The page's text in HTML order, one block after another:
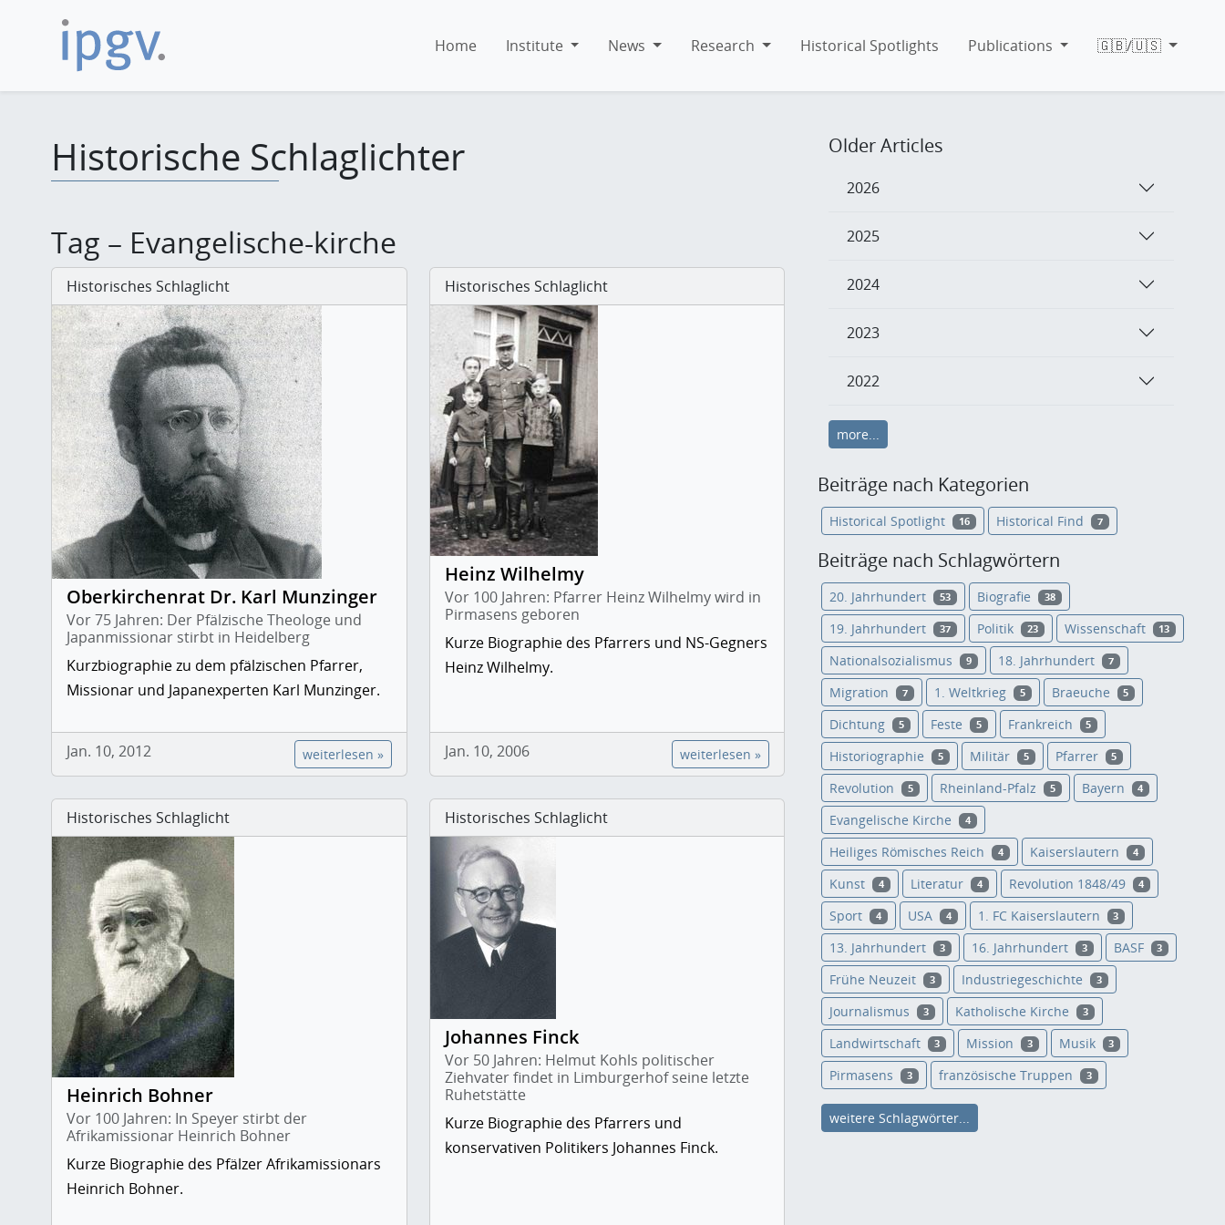
Home Institute News Research Historical Spotlights Publications 🇬🇧/🇺🇸
Historische Schlaglichter
Tag – Evangelische-kirche
Historisches Schlaglicht
Oberkirchenrat Dr. Karl Munzinger
Vor 75 Jahren: Der Pfälzische Theologe und
Japanmissionar stirbt in Heidelberg
Kurzbiographie zu dem pfälzischen Pfarrer,
Missionar und Japanexperten Karl Munzinger.
Jan. 10, 2012 weiterlesen »
Historisches Schlaglicht
Heinz Wilhelmy
Vor 100 Jahren: Pfarrer Heinz Wilhelmy wird in
Pirmasens geboren
Kurze Biographie des Pfarrers und NS-Gegners
Heinz Wilhelmy.
Jan. 10, 2006 weiterlesen »
Historisches Schlaglicht
Heinrich Bohner
Vor 100 Jahren: In Speyer stirbt der
Afrikamissionar Heinrich Bohner
Kurze Biographie des Pfälzer Afrikamissionars
Heinrich Bohner.
Historisches Schlaglicht
Johannes Finck
Vor 50 Jahren: Helmut Kohls politischer
Ziehvater findet in Limburgerhof seine letzte
Ruhetstätte
Kurze Biographie des Pfarrers und
konservativen Politikers Johannes Finck.
Older Articles
2026
2025
2024
2023
2022
more...
Beiträge nach Kategorien
Historical Spotlight 16 Historical Find 7
Beiträge nach Schlagwörtern
20. Jahrhundert 53 Biografie 38
19. Jahrhundert 37 Politik 23 Wissenschaft 13
Nationalsozialismus 9 18. Jahrhundert 7
Migration 7 1. Weltkrieg 5 Braeuche 5
Dichtung 5 Feste 5 Frankreich 5
Historiographie 5 Militär 5 Pfarrer 5
Revolution 5 Rheinland-Pfalz 5 Bayern 4
Evangelische Kirche 4
Heiliges Römisches Reich 4 Kaiserslautern 4
Kunst 4 Literatur 4 Revolution 1848/49 4
Sport 4 USA 4 1. FC Kaiserslautern 3
13. Jahrhundert 3 16. Jahrhundert 3 BASF 3
Frühe Neuzeit 3 Industriegeschichte 3
Journalismus 3 Katholische Kirche 3
Landwirtschaft 3 Mission 3 Musik 3
Pirmasens 3 französische Truppen 3
weitere Schlagwörter...